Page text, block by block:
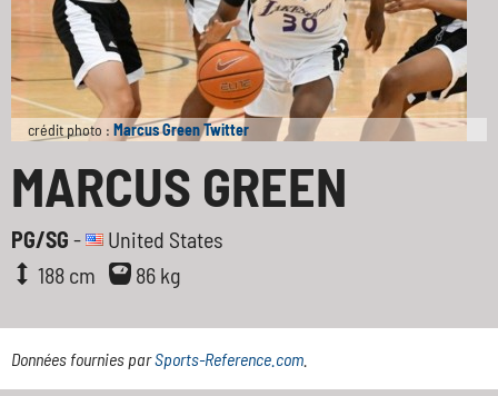
crédit photo : Marcus Green Twitter
MARCUS GREEN
PG/SG -
United States
188 cm
86 kg
Données fournies parSports-Reference.com